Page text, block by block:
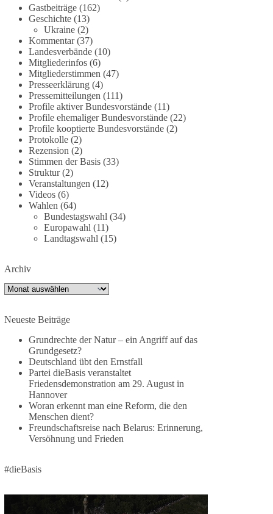
Fragen offen zu stellen und transparent zu
beantworten.
dieBasis fordert deshalb weiterhin eine
unabhängige, vollständige und transparente
Aufarbeitung der Corona-Politik. Ohne
Denkverbote, ohne Vorverurteilungen und ohne
Tabus.
Quellen:https://apnews.com/article/fauci-diaries-
covid-origins-rand-paul-
6b25da9f75a0becbaf2886ab22643e67
https://www.tichyseinblick.de/kolumnen/aus-aller-
welt/usa-tagebuch-fauci-corona-impfung/
#dieBasis #Corona
#Demokratie #Vertrauen
DieBasis
🕊 Wir wollen den Krieg mit Russland nicht!
Am 20. Juni 2026 fand in Berlin am
Brandenburger Tor die Demonstration mit dem
Motto „Russland ist nicht unser Feind“ statt.
Hier ein Auszug aus der Rede von der
Bundestagsabgeordneten Sevim Dağdelen
(BSW).
Revanchismus!“
👉 Hier geht es zum vollständigen Video:
https://www.youtube.com/live/a9hOswSNg4I?
Gastbeiträge(162)
Geschichte(13)
Ukraine(2)
Kommentar(37)
Landesverbände(10)
Mitgliederinfos(6)
Mitgliederstimmen (47)
Presseerklärung(4)
Pressemitteilungen (111)
Profile aktiver Bundesvorstände(11)
Profile ehemaliger Bundesvorstände(22)
Profile kooptierte Bundesvorstände(2)
Protokolle(2)
Rezension (2)
Stimmen der Basis(33)
Struktur(2)
Veranstaltungen (12)
Videos(6)
Wahlen (64)
Bundestagswahl (34)
Europawahl (11)
Landtagswahl (15)
Archiv
Archiv
Neueste Beiträge
Grundrechte der Natur – ein Angriff auf das
Grundgesetz?
Deutschland übt den Ernstfall
Partei dieBasis veranstaltet
Friedensdemonstration am 29. August in
Hannover
Woran erkennt man eine Reform, die den
Menschen dient?
Freundschaftsreise nach Belarus: Erinnerung,
Versöhnung und Frieden
#dieBasis